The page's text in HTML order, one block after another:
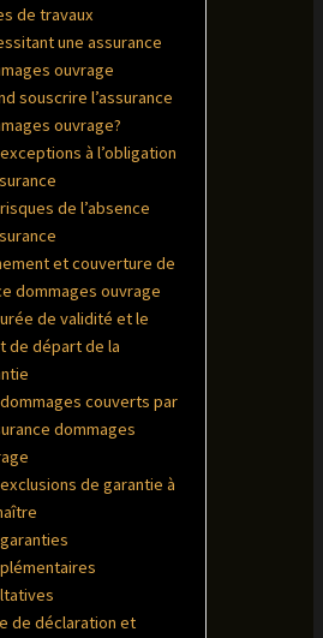
de travaux
une assurance
ouvrage
souscrire l’assurance
ouvrage?
à l’obligation
de l’absence
et couverture de
dommages ouvrage
de validité et le
de départ de la
couverts par
dommages
de garantie à
de déclaration et